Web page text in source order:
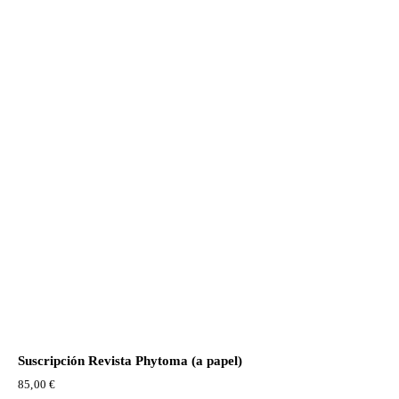
Suscripción Revista Phytoma (a papel)
85,00€